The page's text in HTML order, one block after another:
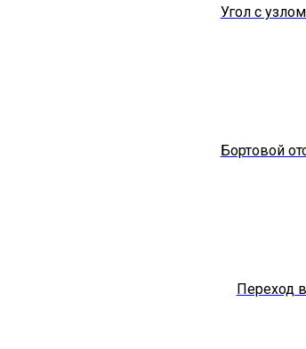
Угол с
Бортовой
Переход